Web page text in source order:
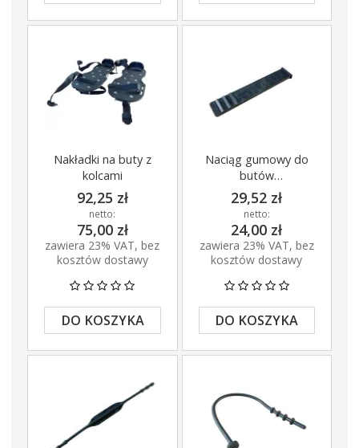
Nakładki na buty z
kolcami
92,25 zł
netto:
75,00 zł
zawiera 23% VAT, bez
kosztów dostawy
DO KOSZYKA
Naciąg gumowy do
butów
posadzkarskich
29,52 zł
netto:
24,00 zł
zawiera 23% VAT, bez
kosztów dostawy
DO KOSZYKA